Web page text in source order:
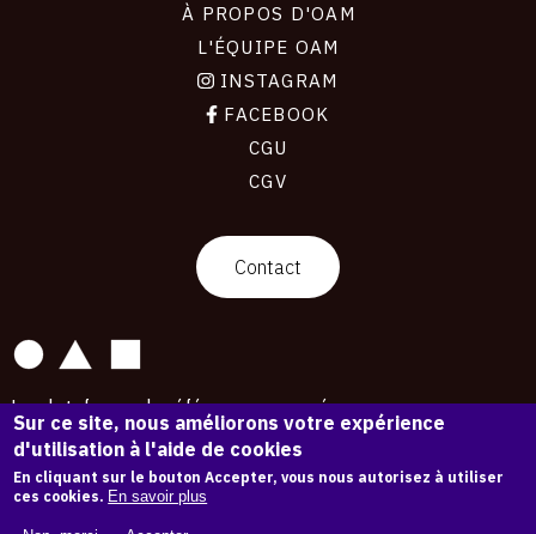
À PROPOS D'OAM
L'ÉQUIPE OAM
INSTAGRAM
FACEBOOK
CGU
CGV
Contact
La plateforme de référence pour créer,
conserver et promouvoir l'Histoire de l'Art.
Des catalogues raisonnés aux archives
d'expositions.
43 254 œuvres d'art — 7 587 expositions
Sur ce site, nous améliorons votre expérience
d'utilisation à l'aide de cookies
En cliquant sur le bouton Accepter, vous nous autorisez à utiliser
ces cookies. En savoir plus